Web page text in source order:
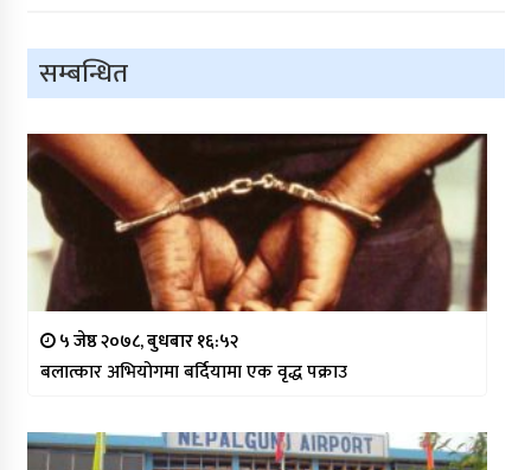
सम्बन्धित
५ जेष्ठ २०७८, बुधबार १६:५२
बलात्कार अभियोगमा बर्दियामा एक वृद्ध पक्राउ